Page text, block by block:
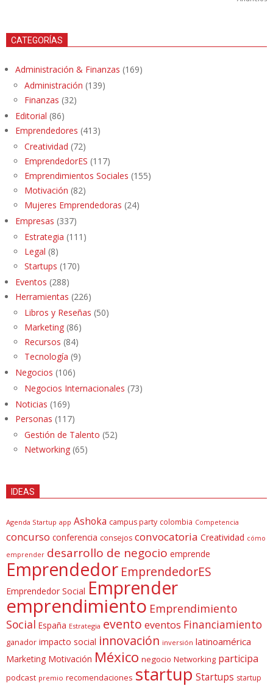
CATEGORÍAS
Administración & Finanzas (169)
Administración (139)
Finanzas (32)
Editorial (86)
Emprendedores (413)
Creatividad (72)
EmprendedorES (117)
Emprendimientos Sociales (155)
Motivación (82)
Mujeres Emprendedoras (24)
Empresas (337)
Estrategia (111)
Legal (8)
Startups (170)
Eventos (288)
Herramientas (226)
Libros y Reseñas (50)
Marketing (86)
Recursos (84)
Tecnología (9)
Negocios (106)
Negocios Internacionales (73)
Noticias (169)
Personas (117)
Gestión de Talento (52)
Networking (65)
IDEAS
Agenda Startup app Ashoka campus party colombia Competencia
concurso conferencia consejos convocatoria Creatividad cómo
emprender desarrollo de negocio emprende
Emprendedor EmprendedorES
Emprendedor Social Emprender
emprendimiento Emprendimiento
Social España Estrategia evento eventos Financiamiento
ganador impacto social innovación inversión latinoamérica
Marketing Motivación México negocio Networking participa
podcast premio recomendaciones startup Startups startup